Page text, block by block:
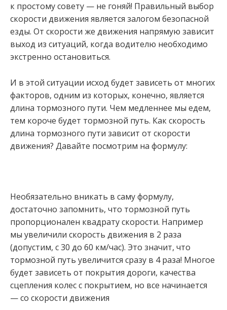
к простому совету — не гоняй! Правильный выбор
скорости движения является залогом безопасной
езды. От скорости же движения напрямую зависит
выход из ситуаций, когда водителю необходимо
экстренно остановиться.
И в этой ситуации исход будет зависеть от многих
факторов, одним из которых, конечно, является
длина тормозного пути. Чем медленнее мы едем,
тем короче будет тормозной путь. Как скорость
длина тормозного пути зависит от скорости
движения? Давайте посмотрим на формулу:
Необязательно вникать в саму формулу,
достаточно запомнить, что тормозной путь
пропорционален квадрату скорости. Например
мы увеличили скорость движения в 2 раза
(допустим, с 30 до 60 км/час). Это значит, что
тормозной путь увеличится сразу в 4 раза! Многое
будет зависеть от покрытия дороги, качества
сцепления колес с покрытием, но все начинается
— со скорости движения